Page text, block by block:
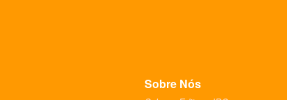
Sobre Nós